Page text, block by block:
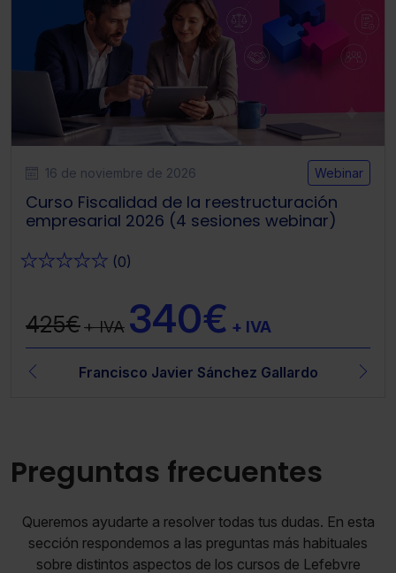
16 de noviembre de 2026 Webinar
Curso Fiscalidad de la reestructuración
empresarial 2026 (4 sesiones webinar)
★★★★★ (0)
425€+ IVA 340€ + IVA
Francisco Javier Sánchez Gallardo
Preguntas frecuentes
Queremos ayudarte a resolver todas tus dudas. En esta
sección respondemos a las preguntas más habituales
sobre distintos aspectos de los cursos de Lefebvre